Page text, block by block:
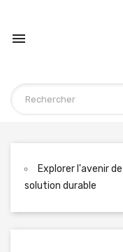

Explorer l'avenir
solution durable